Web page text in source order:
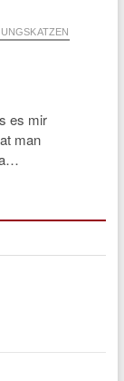
es mir
man